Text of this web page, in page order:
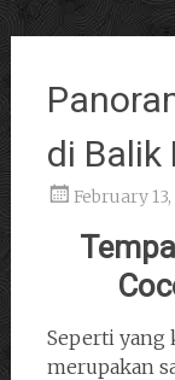
di Balik
February 13,
Seperti yang
merupakan